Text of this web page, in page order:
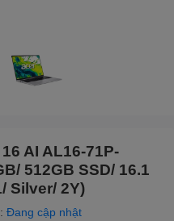
AI AL16-71P-
512GB SSD/ 16.1
Silver/ 2Y)
Đang cập nhật